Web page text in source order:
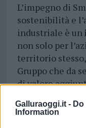
Galluraoggi.it -
Information
L’impegno di
sostenibilità e
industriale è un
non solo per
territorio
Gruppo che da
di valore
anche in
numerose